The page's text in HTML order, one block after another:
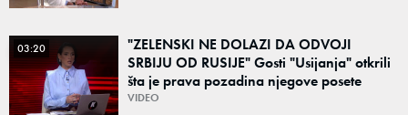
03:20
"ZELENSKI NE DOLAZI DA ODVOJI
SRBIJU OD RUSIJE" Gosti "Usijanja" otkrili
šta je prava pozadina njegove posete
Beogradu
VIDEO